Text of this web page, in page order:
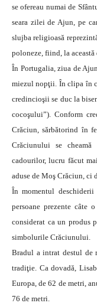
se ofereau numai de
seara zilei de Ajun, pe
slujba religioasă
poloneze, fiind, la această
În Portugalia, ziua de
miezul nopţii. În clipa în
credincioşii se duc la
cocoşului”). Conform
Crăciun, sărbătorind în
Crăciunului se cheamă
cadourilor, lucru făcut
aduse de Moş Crăciun, ci
În momentul
persoane prezente câte
considerat ca un produs
simbolurile Crăciunului.
Bradul a intrat destul de
tradiţie. Ca dovadă,
Europa, de 62 de metri,
76 de metri.